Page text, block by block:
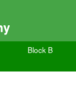
Block B